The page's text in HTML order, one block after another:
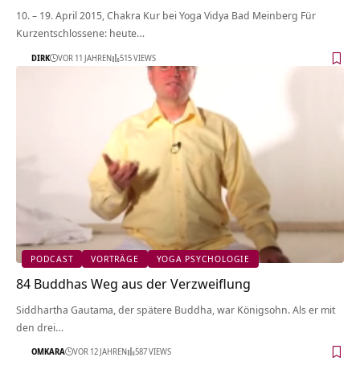
10. – 19. April 2015, Chakra Kur bei Yoga Vidya Bad Meinberg Für
Kurzentschlossene: heute…
DIRK VOR 11 JAHREN 515 VIEWS
PODCAST VORTRÄGE YOGA PSYCHOLOGIE
84 Buddhas Weg aus der Verzweiflung
Siddhartha Gautama, der spätere Buddha, war Königsohn. Als er mit
den drei…
OMKARA VOR 12 JAHREN 587 VIEWS